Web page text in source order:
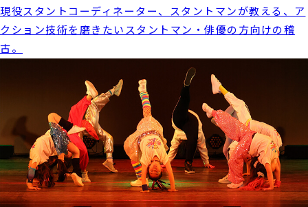
現役スタントコーディネーター、スタントマンが教える、ア
クション技術を磨きたいスタントマン・俳優の方向けの稽
古。